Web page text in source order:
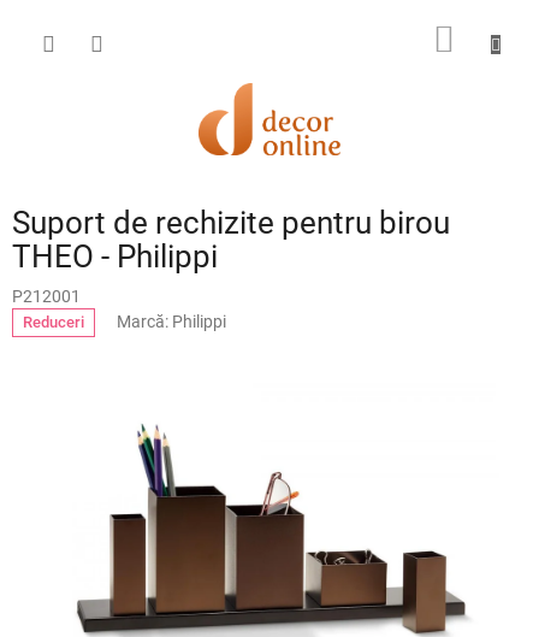
conținut
COŞ
Suport de rechizite pentru birou
THEO - Philippi
P212001
Reduceri Marcă: Philippi